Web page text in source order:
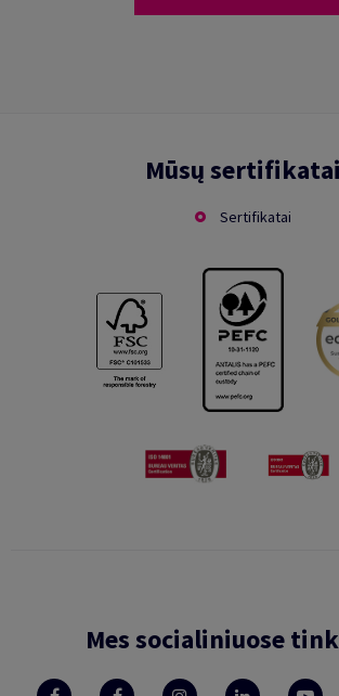
Mūsų sertifikatai
Sertifikatai
Mes socialiniuose